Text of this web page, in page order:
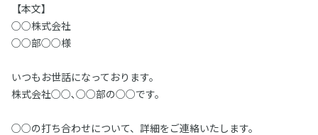
【本文】
○○株式会社
○○部○○様
いつもお世話になっております。
株式会社○○､○○部の○○です。
○○の打ち合わせについて、詳細をご連絡いたします。